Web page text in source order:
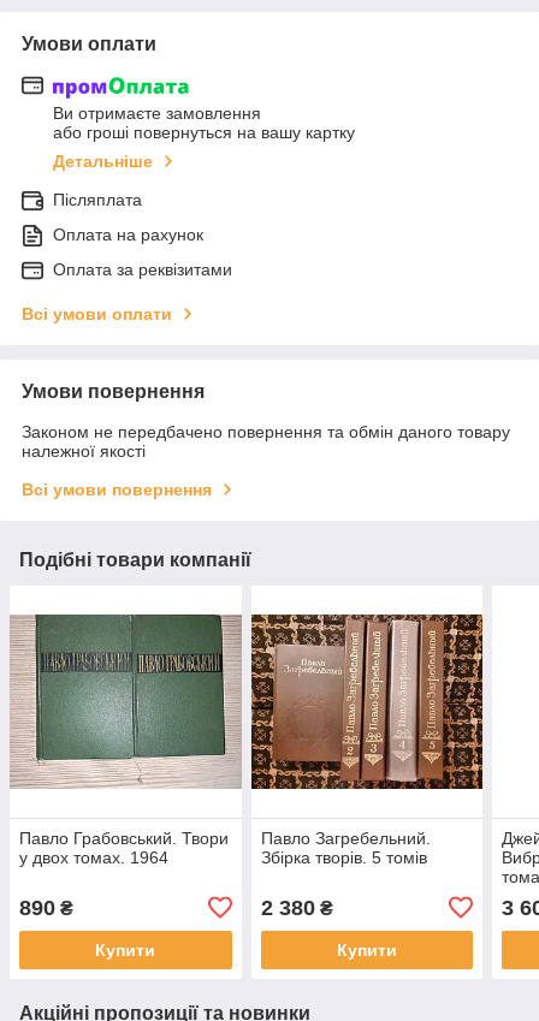
Умови оплати
Ви отримаєте замовлення
або гроші повернуться на вашу картку
Детальніше
Післяплата
Оплата на рахунок
Оплата за реквізитами
Всі умови оплати
Умови повернення
Законом не передбачено повернення та обмін даного товару
належної якості
Всі умови повернення
Подібні товари компанії
Павло Грабовський. Твори
у двох томах. 1964
890 ₴
Купити
Павло Загребельний.
Збірка творів. 5 томів
2 380₴
Купити
3
Акційні пропозиції та новинки